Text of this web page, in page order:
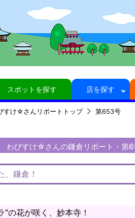
スポットを探す 店を探す
すけ☆さんリポートトップ 第653号
わびすけ☆さんの鎌倉リポート・第
鎌倉！
の花が咲く、妙本寺！